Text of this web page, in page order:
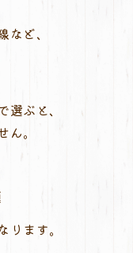
ど、
ぶと、
。
ます。